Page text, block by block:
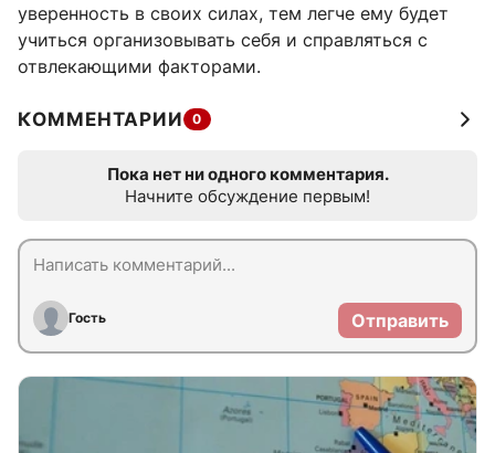
уверенность в своих силах, тем легче ему будет
учиться организовывать себя и справляться с
отвлекающими факторами.
КОММЕНТАРИИ 0
Пока нет ни одного комментария.
Начните обсуждение первым!
Гость Отправить